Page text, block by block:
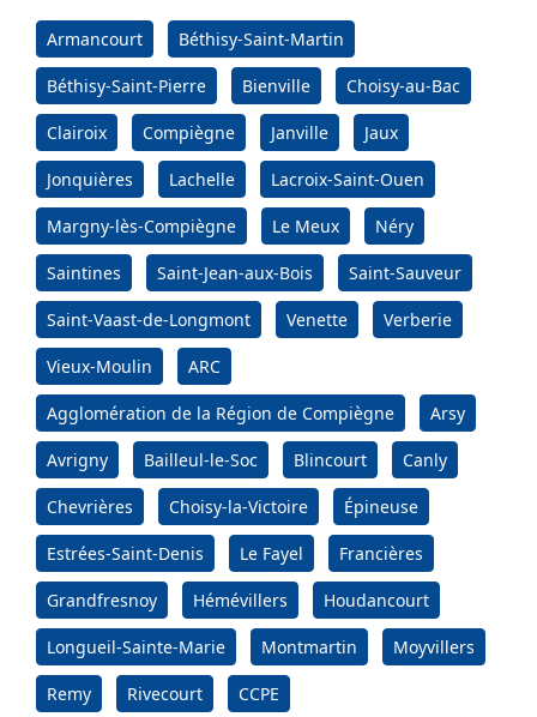
Armancourt Béthisy-Saint-Martin
Béthisy-Saint-Pierre Bienville Choisy-au-Bac
Clairoix Compiègne Janville Jaux
Jonquières Lachelle Lacroix-Saint-Ouen
Margny-lès-Compiègne Le Meux Néry
Saintines Saint-Jean-aux-Bois Saint-Sauveur
Saint-Vaast-de-Longmont Venette Verberie
Vieux-Moulin ARC
Agglomération de la Région de Compiègne Arsy
Avrigny Bailleul-le-Soc Blincourt Canly
Chevrières Choisy-la-Victoire Épineuse
Estrées-Saint-Denis Le Fayel Francières
Grandfresnoy Hémévillers Houdancourt
Longueil-Sainte-Marie Montmartin Moyvillers
Remy Rivecourt CCPE